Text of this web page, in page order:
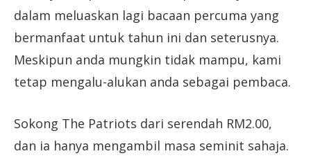
dalam meluaskan lagi bacaan percuma yang
bermanfaat untuk tahun ini dan seterusnya.
Meskipun anda mungkin tidak mampu, kami
tetap mengalu-alukan anda sebagai pembaca.
Sokong The Patriots dari serendah RM2.00,
dan ia hanya mengambil masa seminit sahaja.